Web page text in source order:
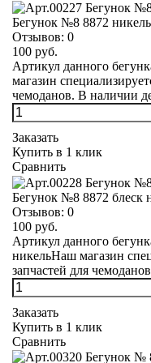
Бегунок №8 8872 никель
Отзывов: 0
100 руб.
Артикул данного
магазин
чемоданов. В наличии
Заказать
Купить в 1 клик
Сравнить
Бегунок №8 8872 блеск
Отзывов: 0
100 руб.
Артикул данного
никельНаш магазин
запчастей для
Заказать
Купить в 1 клик
Сравнить